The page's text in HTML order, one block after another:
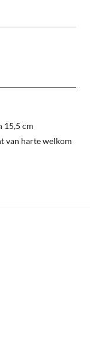
15,5 cm
van harte welkom